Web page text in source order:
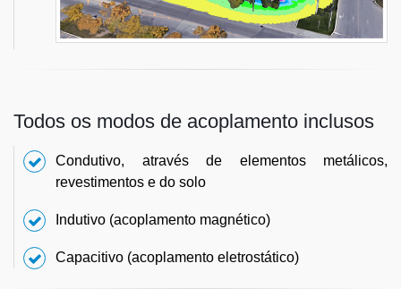
Todos os modos de acoplamento inclusos
Condutivo, através de elementos metálicos,
revestimentos e do solo
Indutivo (acoplamento magnético)
Capacitivo (acoplamento eletrostático)